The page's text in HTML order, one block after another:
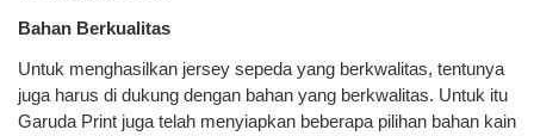
Bahan Berkualitas
Untuk menghasilkan jersey sepeda yang berkwalitas, tentunya
juga harus di dukung dengan bahan yang berkwalitas. Untuk itu
Garuda Print juga telah menyiapkan beberapa pilihan bahan kain